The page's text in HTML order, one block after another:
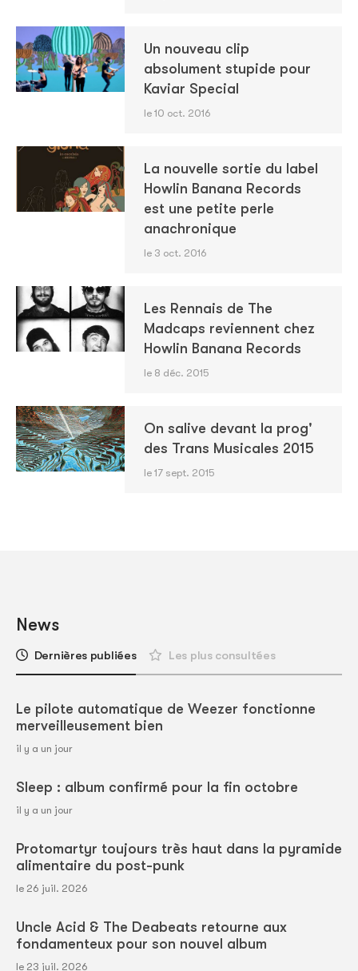
Un nouveau clip
absolument stupide pour
Kaviar Special
le 10 oct. 2016
La nouvelle sortie du label
Howlin Banana Records
est une petite perle
anachronique
le 3 oct. 2016
Les Rennais de The
Madcaps reviennent chez
Howlin Banana Records
le 8 déc. 2015
On salive devant la prog'
des Trans Musicales 2015
le 17 sept. 2015
News
Dernières publiées Les plus consultées
Le pilote automatique de Weezer fonctionne
merveilleusement bien
il y a un jour
Sleep : album confirmé pour la fin octobre
il y a un jour
Protomartyr toujours très haut dans la pyramide
alimentaire du post-punk
le 26 juil. 2026
Uncle Acid & The Deabeats retourne aux
fondamenteux pour son nouvel album
le 23 juil. 2026